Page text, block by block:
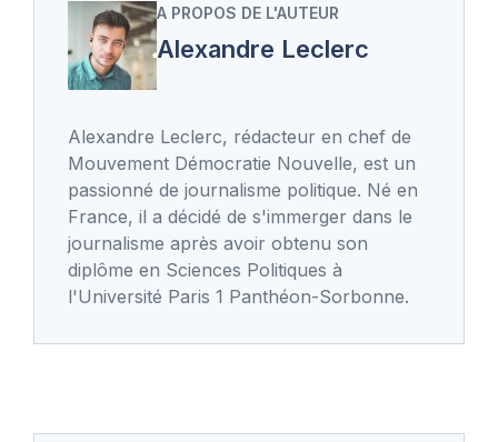
A PROPOS DE L'AUTEUR
Alexandre Leclerc
Alexandre Leclerc, rédacteur en chef de
Mouvement Démocratie Nouvelle, est un
passionné de journalisme politique. Né en
France, il a décidé de s'immerger dans le
journalisme après avoir obtenu son
diplôme en Sciences Politiques à
l'Université Paris 1 Panthéon-Sorbonne.